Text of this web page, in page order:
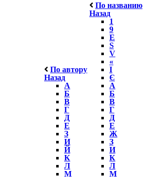
По автору
Назад
А
Б
В
Г
Д
Е
З
И
Й
К
Л
М
По названию
Назад
1
9
E
S
V
«
І
Є
А
Б
В
Г
Д
Е
Ж
З
И
К
Л
М